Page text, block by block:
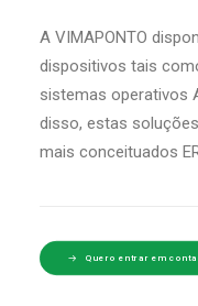
A VIMAPONTO
dispositivos tais
sistemas operativos
disso, estas
mais conceituados
Quero entrar em